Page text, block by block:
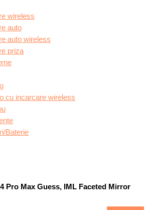
wireless
auto
auto wireless
priza
cu incarcare wireless
Baterie
Pro Max Guess, IML Faceted Mirror